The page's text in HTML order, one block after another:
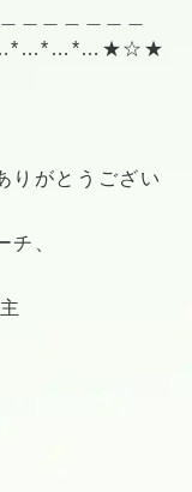
＿＿＿＿＿＿
りがとうござい
チ、